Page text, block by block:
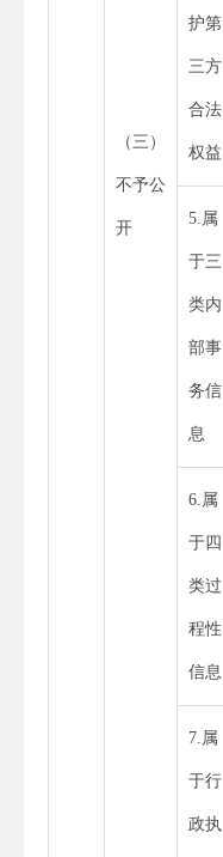
（三）
不予公
开
护第
三方
合法
权益
5.属
于三
类内
部事
务信
息
6.属
于四
类过
程性
信息
7.属
于行
政执